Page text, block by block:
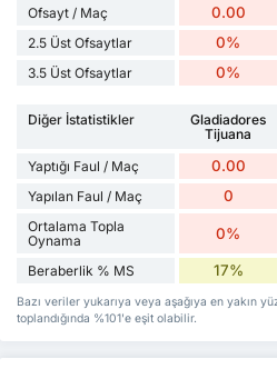
Ofsayt / Maç 0.00
2.5 Üst Ofsaytlar 0%
3.5 Üst Ofsaytlar 0%
Diğer İstatistikler
Gladiadores
Tijuana
Yaptığı Faul / Maç 0.00
Yapılan Faul / Maç 0
Ortalama Topla
Oynama
0%
Beraberlik % MS 17%
Bazı veriler yukarıya veya aşağıya en yakın
toplandığında %101'e eşit olabilir.